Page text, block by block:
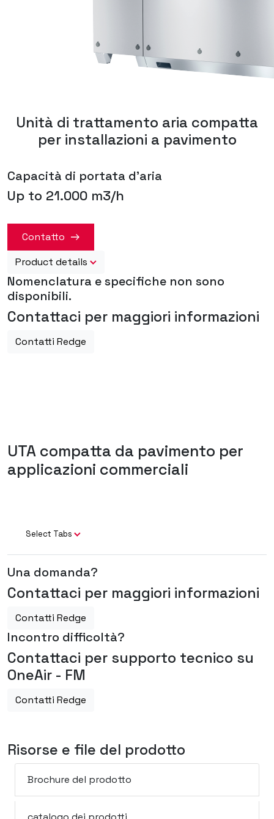
Unità di trattamento aria compatta
per installazioni a pavimento
Capacità di portata d'aria
Up to 21.000 m3/h
Contatto
Product details
Nomenclatura e specifiche non sono
disponibili.
Contattaci per maggiori informazioni
Contatti Redge
UTA compatta da pavimento per
applicazioni commerciali
Select Tabs
Una domanda?
Contattaci per maggiori informazioni
Contatti Redge
Incontro difficoltà?
Contattaci per supporto tecnico su
OneAir - FM
Contatti Redge
Risorse e file del prodotto
Brochure del prodotto